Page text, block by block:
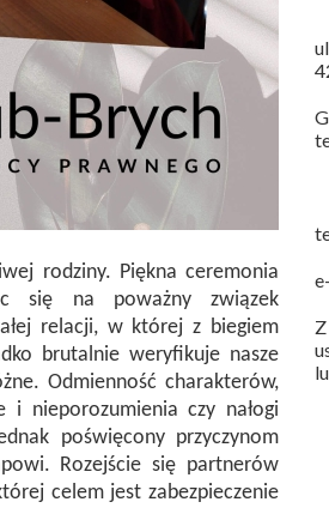
rodziny. Piękna ceremonia
się na poważny związek
relacji, w której z biegiem
brutalnie weryfikuje nasze
Odmienność charakterów,
i nieporozumienia czy nałogi
poświęcony przyczynom
Rozejście się partnerów
celem jest zabezpieczenie